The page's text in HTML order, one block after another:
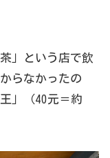
」という店で飲
らなかったの
」（40元＝約